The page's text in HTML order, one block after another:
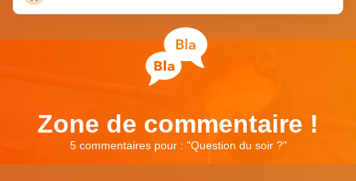
Zone de commentaire !
5 commentaires pour : "Question du soir ?"